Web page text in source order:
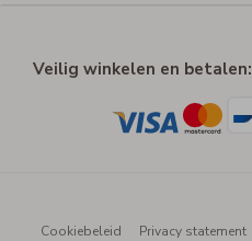
Veilig winkelen en betalen:
Cookiebeleid Privacy statement